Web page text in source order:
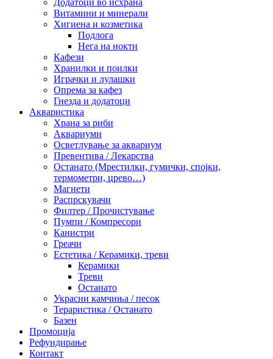
Витамини и минерали
Хигиена и козметика
Подлога
Нега на нокти
Кафези
Хранилки и поилки
Играчки и лулашки
Опрема за кафез
Гнезда и додатоци
Акваристика
Храна за риби
Аквариуми
Осветлување за аквариум
Превентива / Лекарства
Останато (Мрестилки, гумички, спојки,
термометри, црево…)
Магнети
Распрскувачи
Филтер / Прочистување
Пумпи / Компресори
Канистри
Греачи
Естетика / Керамики, треви
Керамики
Треви
Останато
Украсни камчиња / песок
Тераристика / Останато
Базен
Промоција
Рефундирање
Контакт